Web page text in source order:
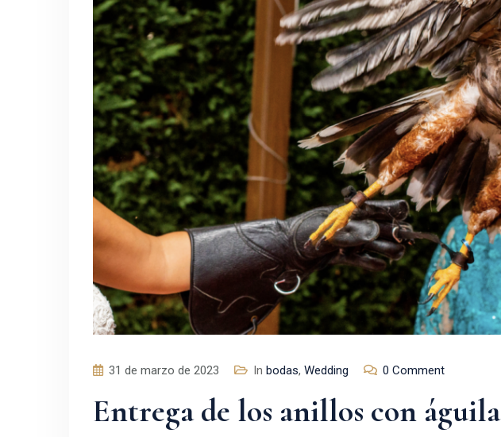
31 de marzo de 2023 In bodas, Wedding 0 Comment
Entrega de los anillos con águila